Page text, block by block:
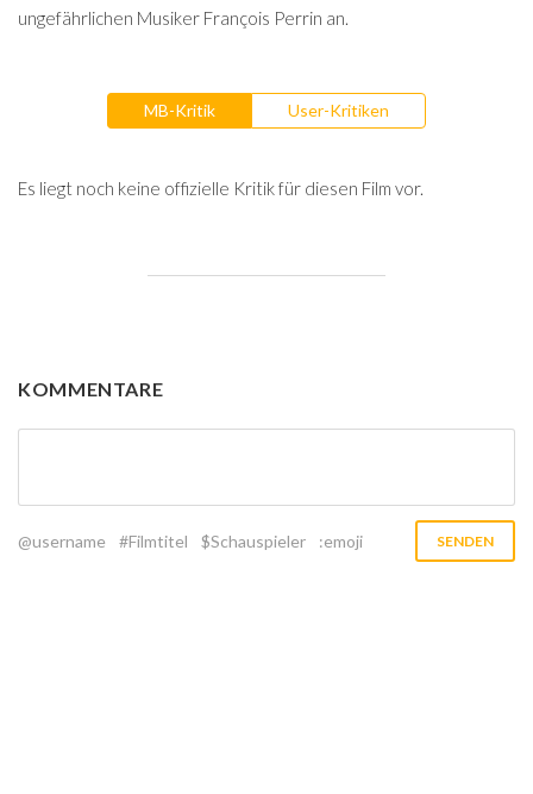
ungefährlichen Musiker François Perrin an.
MB-Kritik User-Kritiken
Es liegt noch keine offizielle Kritik für diesen Film vor.
KOMMENTARE
@username #Filmtitel $Schauspieler :emoji